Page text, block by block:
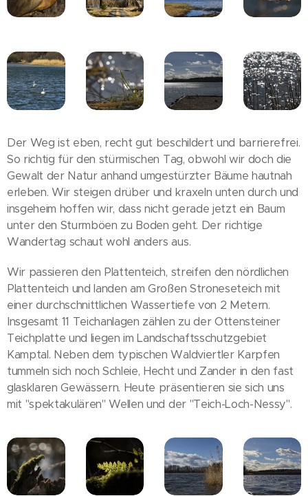
Der Weg ist eben, recht gut beschildert und barrierefrei.
So richtig für den stürmischen Tag, obwohl wir doch die
Gewalt der Natur anhand umgestürzter Bäume hautnah
erleben. Wir steigen drüber und kraxeln unten durch und
insgeheim hoffen wir, dass nicht gerade jetzt ein Baum
unter den Sturmböen zu Boden geht. Der richtige
Wandertag schaut wohl anders aus.
Wir passieren den Plattenteich, streifen den nördlichen
Plattenteich und landen am Großen Stroneseteich mit
einer durchschnittlichen Wassertiefe von 2 Metern.
Insgesamt 11 Teichanlagen zählen zu der Ottensteiner
Teichplatte und liegen im Landschaftsschutzgebiet
Kamptal. Neben dem typischen Waldviertler Karpfen
tummeln sich noch Schleie, Hecht und Zander in den fast
glasklaren Gewässern. Heute präsentieren sie sich uns
mit "spektakulären" Wellen und der "Teich-Loch-Nessy".